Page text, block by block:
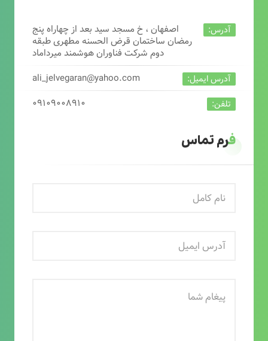
آدرس:
اصفهان ، خ مسجد سید بعد از چهاراه پنج
رمضان ساختمان قرض الحسنه مطهری طبقه
دوم شرکت فناوران هوشمند میرداماد
آدرس ایمیل: ali_jelvegaran@yahoo.com
تلفن: ۰۹۱۰۹۰۰۸۹۱۰
فرم تماس